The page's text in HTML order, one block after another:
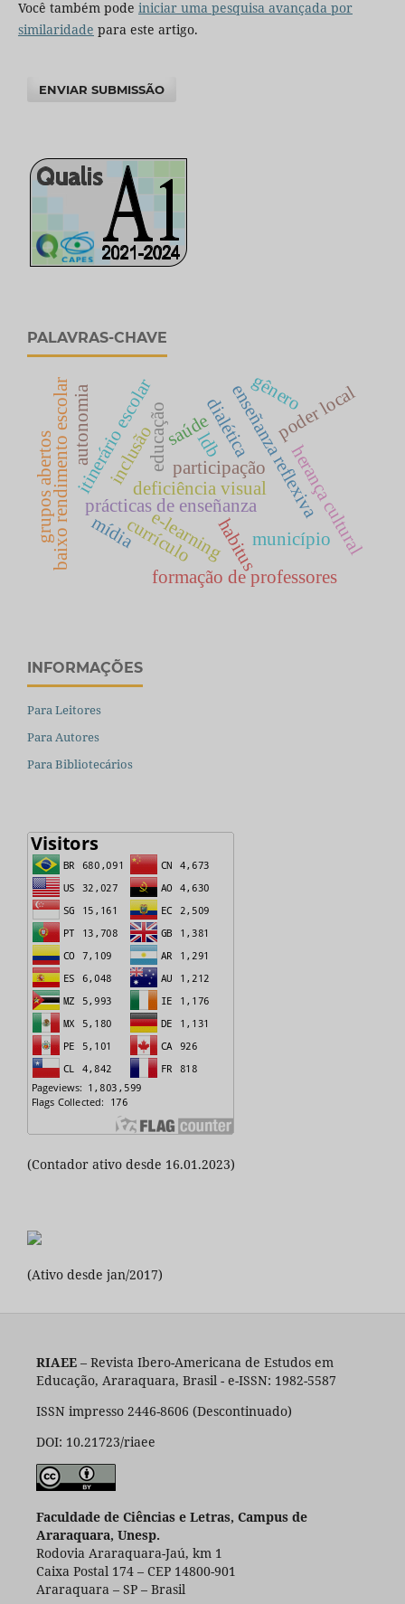
Você também pode iniciar uma pesquisa avançada por
similaridade para este artigo.
ENVIAR SUBMISSÃO
PALAVRAS-CHAVE
educação
deficiência visual
inclusão
e-learning
prácticas de enseñanzaenseñanza reflexiva
habitus herança cultural
itinerário escolar
baixo rendimento escolar saúde
participação
grupos abertos
dialética
município
autonomia poder local
currículo
ldb
gênero
mídia
formação de professores
INFORMAÇÕES
Para Leitores
Para Autores
Para Bibliotecários
(Contador ativo desde 16.01.2023)
(Ativo desde jan/2017)
RIAEE– Revista Ibero-Americana de Estudos em
Educação, Araraquara, Brasil - e-ISSN: 1982-5587
ISSN impresso 2446-8606 (Descontinuado)
DOI: 10.21723/riaee
Faculdade de Ciências e Letras, Campus de
Araraquara, Unesp.
Rodovia Araraquara-Jaú, km 1
Caixa Postal 174 – CEP 14800-901
Araraquara – SP – Brasil